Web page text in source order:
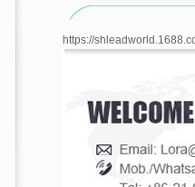
https://